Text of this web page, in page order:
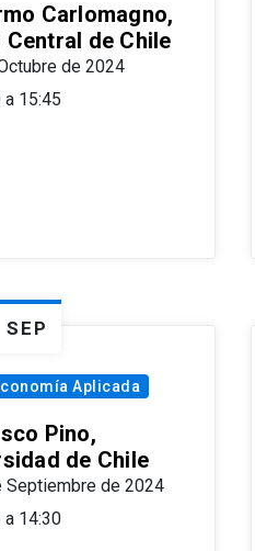
Carlomagno,
Central de Chile
de 2024
a 15:45
SEP
Aplicada
Pino,
de Chile
Septiembre de 2024
a 14:30